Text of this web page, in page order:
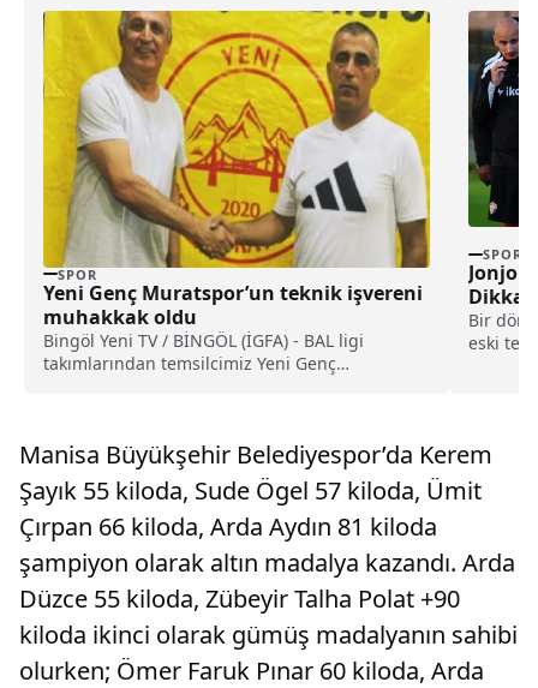
SPOR
Yeni Genç Muratspor’un teknik işvereni
muhakkak oldu
Bingöl Yeni TV / BİNGÖL (İGFA) - BAL ligi
takımlarından temsilcimiz Yeni Genç
SPOR
Jonjo
Dikkat
Bir
eski
Manisa Büyükşehir Belediyespor’da Kerem
Şayık 55 kiloda, Sude Ögel 57 kiloda, Ümit
Çırpan 66 kiloda, Arda Aydın 81 kiloda
şampiyon olarak altın madalya kazandı. Arda
Düzce 55 kiloda, Zübeyir Talha Polat +90
kiloda ikinci olarak gümüş madalyanın sahibi
olurken; Ömer Faruk Pınar 60 kiloda, Arda